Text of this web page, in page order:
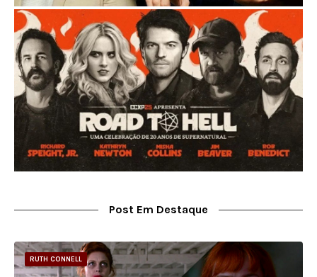
Post Em Destaque
RUTH CONNELL